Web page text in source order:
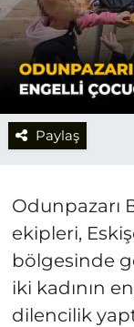
Paylaş
Odunpazarı
ekipleri,
bölgesinde
iki kadının
dilencilik